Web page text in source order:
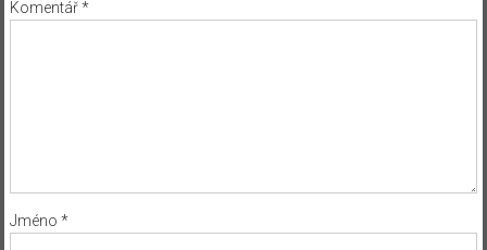
Komentář*
Jméno *